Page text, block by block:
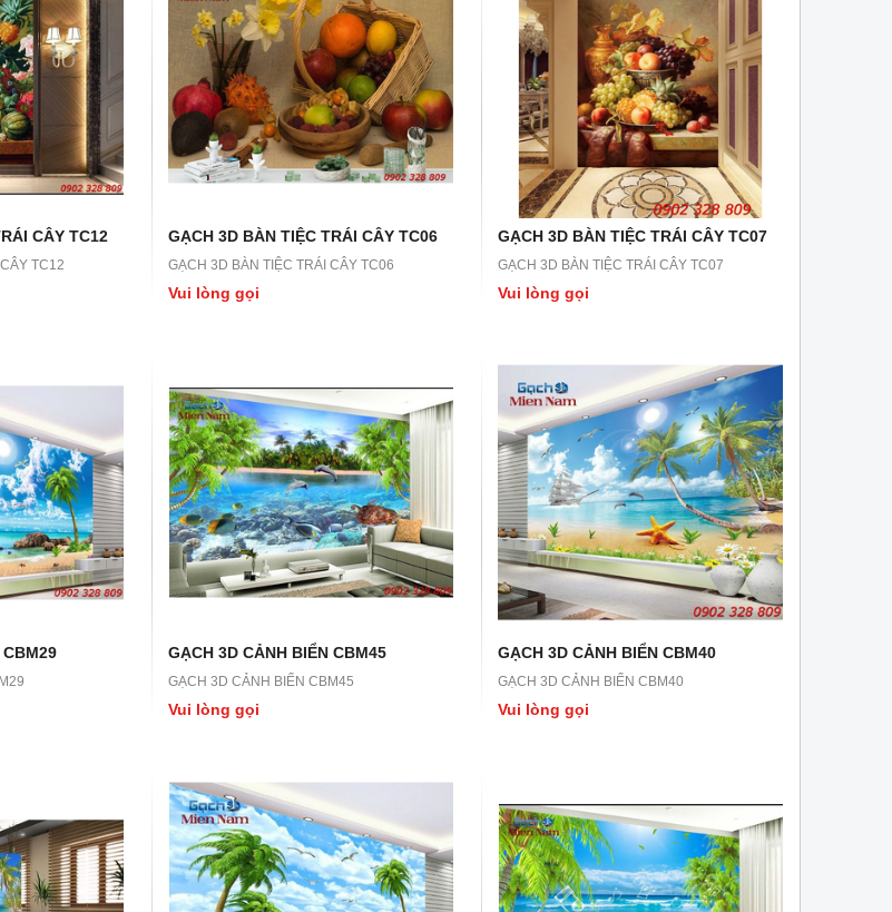
CÂY TC12
TC12
GẠCH 3D BÀN TIỆC TRÁI CÂY TC06
GẠCH 3D BÀN TIỆC TRÁI CÂY TC06
Vui lòng gọi
GẠCH 3D BÀN TIỆC TRÁI CÂY TC07
GẠCH 3D BÀN TIỆC TRÁI CÂY TC07
Vui lòng gọi
CBM29 GẠCH 3D CẢNH BIỂN CBM45
GẠCH 3D CẢNH BIỂN CBM45
Vui lòng gọi
GẠCH 3D CẢNH BIỂN CBM40
GẠCH 3D CẢNH BIỂN CBM40
Vui lòng gọi